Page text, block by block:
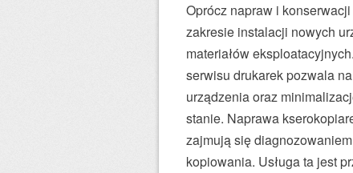
Oprócz napraw i
zakresie instalacji nowych
materiałów eksploatacyjnych.
serwisu drukarek pozwala
urządzenia oraz
stanie. Naprawa
zajmują się
kopiowania. Usługa ta jest